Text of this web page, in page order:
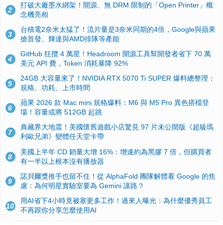
2
打破大廠墨水綁架！開源、無 DRM 限制的「Open Printer」概
念機亮相
3
台積電2奈米太猛了！流片量是3奈米同期的4倍，Google與蘋果
搶首發、輝達與AMD排隊等產能
4
GitHub 狂攬 4 萬星！Headroom 開源工具幫開發者省下 70 萬
美元 API 費，Token 消耗暴降 92%
5
24GB 大容量來了！NVIDIA RTX 5070 Ti SUPER 爆料總整理：
規格、功耗、上市時間
6
蘋果 2026 款 Mac mini 規格爆料：M6 與 M5 Pro 異色搭檔登
場！容量或將 512GB 起跳
7
典藏界大地震！美國懷舊遊戲小店驚見 97 片未公開版《超級瑪
利歐兄弟》變體任天堂卡帶
8
美國上半年 CD 銷量大增 16%：增速約為黑膠 7 倍，但購買者
有一半以上根本沒有播放器
9
諾貝爾獎推手也留不住！從 AlphaFold 團隊解體看 Google 的焦
慮：為何明星實驗室要為 Gemini 讓路？
10
用AI省下4小時竟被塞更多工作！過來人曝光：為什麼優秀員工
不再跟你分享怎麼使用AI